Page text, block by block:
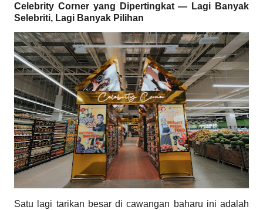
Celebrity Corner yang Dipertingkat — Lagi Banyak
Selebriti, Lagi Banyak Pilihan
Satu lagi tarikan besar di cawangan baharu ini adalah